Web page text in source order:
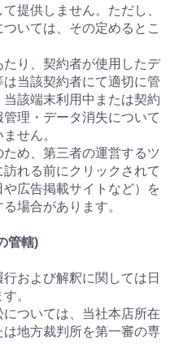
提供しません。ただし、
いては、その定めるとこ
り、契約者が使用したデ
当該契約者にて適切に管
該端末利用中または契約
理・データ消失について
せん。
め、第三者の運営するツ
れる前にクリックされて
広告掲載サイトなど）を
場合があります。
管轄)
および解釈に関しては日
。
ついては、当社本店所在
地方裁判所を第一審の専